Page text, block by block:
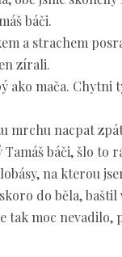
báči.
a strachem
zírali.
ako mača. Chytni
mrchu nacpat
báči, šlo to
na kterou
do běla,
tak moc nevadilo,